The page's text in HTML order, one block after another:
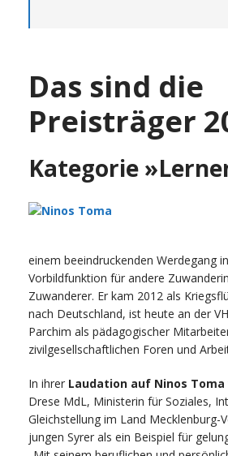
Das sind die
Preisträger
Kategorie
einem beeindruckenden Werdegang
Vorbildfunktion für andere
Zuwanderer. Er kam 2012 als
nach Deutschland, ist heute an der
Parchim als pädagogischer
zivilgesellschaftlichen Foren und
In ihrer Laudation auf Ninos Toma
Drese MdL, Ministerin für Soziales,
Gleichstellung im Land Mecklenburg-
jungen Syrer als ein Beispiel für